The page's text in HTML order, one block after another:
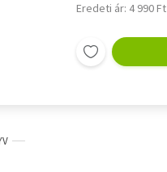
Eredeti ár: 4 990 Ft